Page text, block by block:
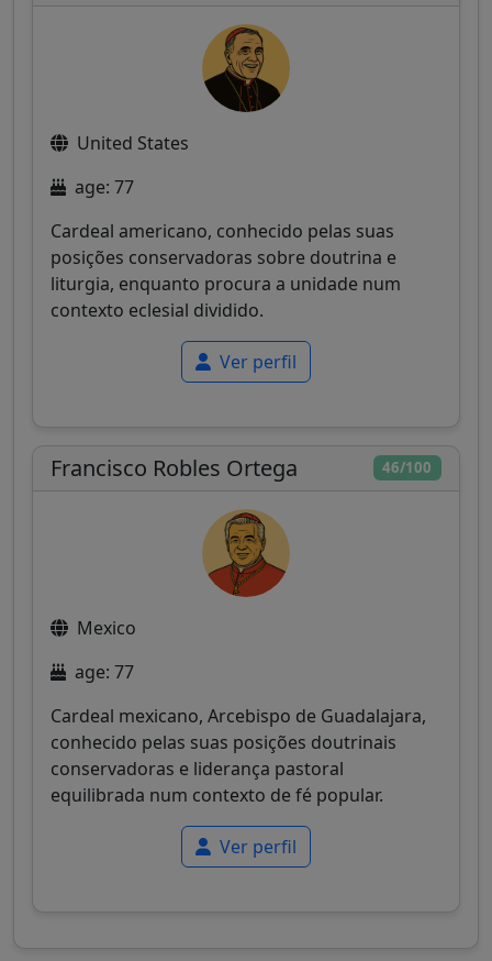
United States
age: 77
Cardeal americano, conhecido pelas suas
posições conservadoras sobre doutrina e
liturgia, enquanto procura a unidade num
contexto eclesial dividido.
Ver perfil
46/100
Francisco Robles Ortega
Mexico
age: 77
Cardeal mexicano, Arcebispo de Guadalajara,
conhecido pelas suas posições doutrinais
conservadoras e liderança pastoral
equilibrada num contexto de fé popular.
Ver perfil